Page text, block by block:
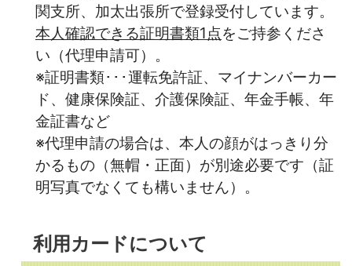
関支所、加太出張所で登録受付しています。
本人確認できる証明書類1点をご持参くださ
い（代理申請可）。
※証明書類･･･運転免許証、マイナンバーカー
ド、健康保険証、介護保険証、年金手帳、年
金証書など
※代理申請の場合は、本人の顔がはっきり分
かるもの（無帽・正面）が別途必要です（証
明写真でなくても構いません）。
利用カードについて